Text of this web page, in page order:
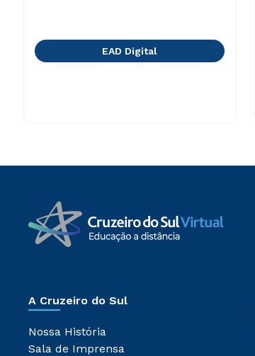
EAD Digital
A Cruzeiro do Sul
Nossa História
Sala de Imprensa